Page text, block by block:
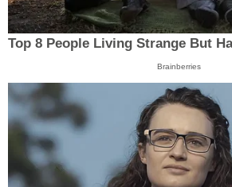
Top 8 People Living Strange But
Brainberries